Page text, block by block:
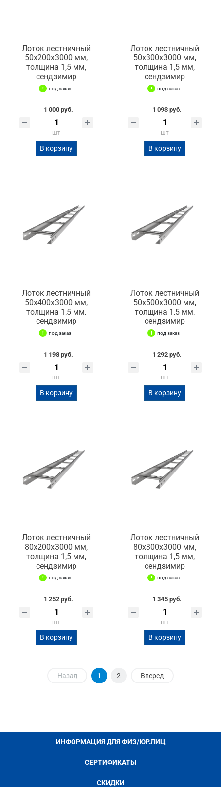
Лоток лестничный
50х200х3000 мм,
толщина 1,5 мм,
сендзимир
под заказ
1 000 руб.
шт
В корзину
Лоток лестничный
50х300х3000 мм,
толщина 1,5 мм,
сендзимир
под заказ
1 093 руб.
шт
В корзину
Лоток лестничный
50х400х3000 мм,
толщина 1,5 мм,
сендзимир
под заказ
1 198 руб.
шт
В корзину
Лоток лестничный
50х500х3000 мм,
толщина 1,5 мм,
сендзимир
под заказ
1 292 руб.
шт
В корзину
Лоток лестничный
80х200х3000 мм,
толщина 1,5 мм,
сендзимир
под заказ
1 252 руб.
шт
В корзину
Лоток лестничный
80х300х3000 мм,
толщина 1,5 мм,
сендзимир
под заказ
1 345 руб.
шт
В корзину
Назад 1 2 Вперед
ИНФОРМАЦИЯ ДЛЯ ФИЗ/ЮР.ЛИЦ
СЕРТИФИКАТЫ
СКИДКИ